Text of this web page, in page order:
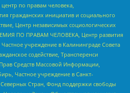
центр по правам человека,
гражданских инициатив и социального
Центр независимых социологических
ПО ПРАВАМ ЧЕЛОВЕКА, Центр развития
учреждение в Калининграде Совета
содействие, Трансперенси
Средств Массовой Информации,
Частное учреждение в Санкт-
Стран, Фонд поддержки свободы